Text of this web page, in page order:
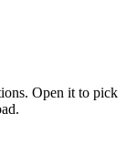
Open it to pick